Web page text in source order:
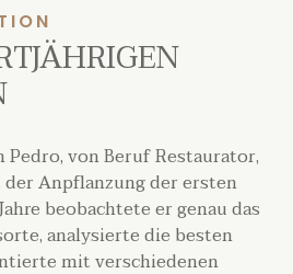
Pedro, von Beruf Restaurator,
Anpflanzung der ersten
beobachtete er genau das
analysierte die besten
mit verschiedenen